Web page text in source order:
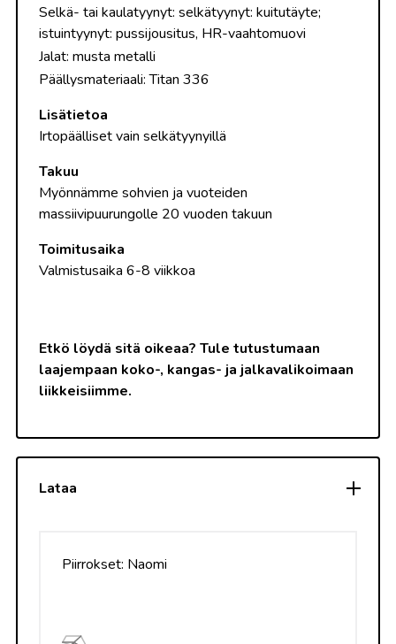
Selkä- tai kaulatyynyt: selkätyynyt: kuitutäyte;
istuintyynyt: pussijousitus, HR-vaahtomuovi
Jalat: musta metalli
Päällysmateriaali: Titan 336
Lisätietoa
Irtopäälliset vain selkätyynyillä
Takuu
Myönnämme sohvien ja vuoteiden
massiivipuurungolle 20 vuoden takuun
Toimitusaika
Valmistusaika 6-8 viikkoa
Etkö löydä sitä oikeaa? Tule tutustumaan
laajempaan koko-, kangas- ja jalkavalikoimaan
liikkeisiimme.
Lataa
Piirrokset: Naomi